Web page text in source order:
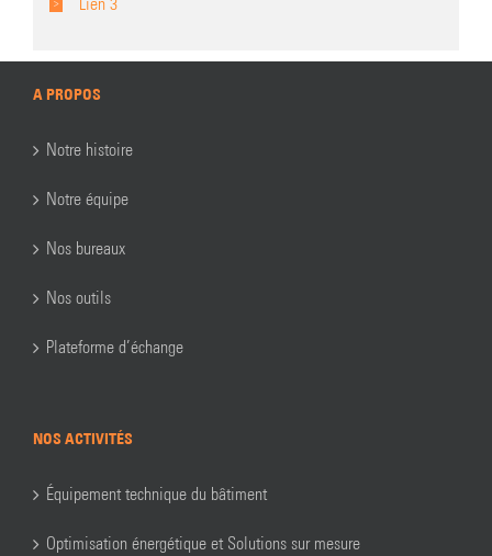
A PROPOS
Notre histoire
Notre équipe
Nos bureaux
Nos outils
Plateforme d’échange
NOS ACTIVITÉS
Équipement technique du bâtiment
Optimisation énergétique et Solutions sur mesure